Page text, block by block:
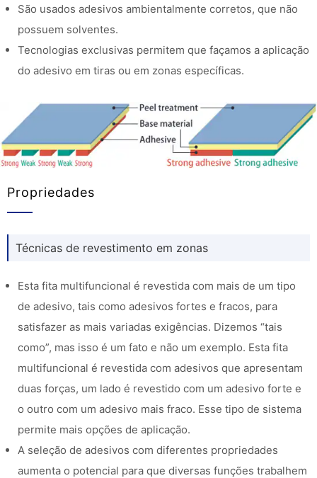
São usados adesivos ambientalmente corretos, que não
possuem solventes.
Tecnologias exclusivas permitem que façamos a aplicação
do adesivo em tiras ou em zonas específicas.
Propriedades
Técnicas de revestimento em zonas
Esta fita multifuncional é revestida com mais de um tipo
de adesivo, tais como adesivos fortes e fracos, para
satisfazer as mais variadas exigências. Dizemos “tais
como”, mas isso é um fato e não um exemplo. Esta fita
multifuncional é revestida com adesivos que apresentam
duas forças, um lado é revestido com um adesivo forte e
o outro com um adesivo mais fraco. Esse tipo de sistema
permite mais opções de aplicação.
A seleção de adesivos com diferentes propriedades
aumenta o potencial para que diversas funções trabalhem